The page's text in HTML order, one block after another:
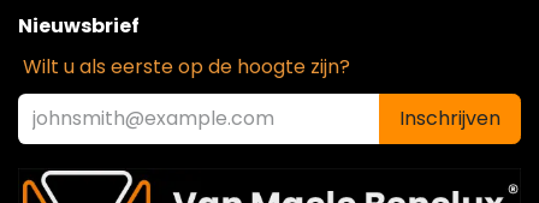
Nieuwsbrief
Wilt u als eerste op de hoogte zijn?
Inschrijven